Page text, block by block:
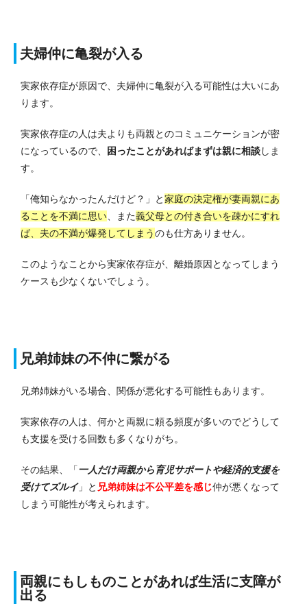
夫婦仲に亀裂が入る
実家依存症が原因で、夫婦仲に亀裂が入る可能性は大いにあ
ります。
実家依存症の人は夫よりも両親とのコミュニケーションが密
になっているので、
困ったことがあればまずは親に相談しま
す。
「俺知らなかったんだけど？」と家庭の決定権が妻両親にあ
ることを不満に思い、また義父母との付き合いを疎かにすれ
ば、夫の不満が爆発してしまうのも仕方ありません。
このようなことから実家依存症が、離婚原因となってしまう
ケースも少なくないでしょう。
兄弟姉妹の不仲に繋がる
兄弟姉妹がいる場合、関係が悪化する可能性もあります。
実家依存の人は、何かと両親に頼る頻度が多いのでどうして
も支援を受ける回数も多くなりがち。
その結果、「 一人だけ両親から育児サポートや経済的支援を
受けてズルイ」と 兄弟姉妹は不公平差を感じ仲が悪くなって
しまう可能性が考えられます。
両親にもしものことがあれば生活に支障が
出る